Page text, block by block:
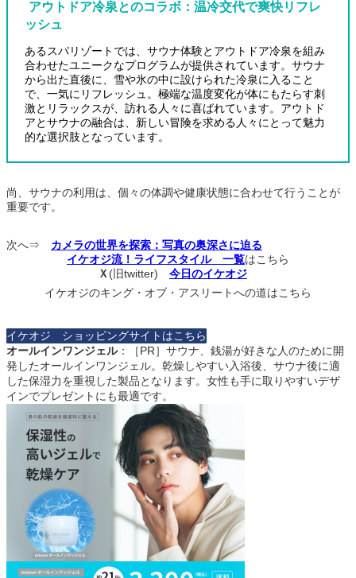
アウトドア冷泉とのコラボ ：温冷交代で爽快リフレ
ッシュ
あるスパリゾートでは、サウナ体験とアウトドア冷泉を組み
合わせたユニークなプログラムが提供されています。サウナ
から出た直後に、雪や氷の中に設けられた冷泉に入ること
で、一気にリフレッシュ。極端な温度変化が体にもたらす刺
激とリラックスが、訪れる人々に喜ばれています。アウトド
アとサウナの融合は、新しい冒険を求める人々にとって魅力
的な選択肢となっています。
尚、サウナの利用は、個々の体調や健康状態に合わせて行うことが
重要です。
次へ⇒ カメラの世界を探索：写真の奥深さに迫る
イケオジ流！ライフスタイル 一覧はこちら
Ｘ (旧twitter) 今日のイケオジ
イケオジのキング・オブ・アスリートへの道はこちら
イケオジ ショッピングサイトはこちら
オールインワンジェル：［PR］サウナ、銭湯が好きな人のために開
発したオールインワンジェル。乾燥しやすい入浴後、サウナ後に適
した保湿力を重視した製品となります。女性も手に取りやすいデザ
インでプレゼントにも最適です。